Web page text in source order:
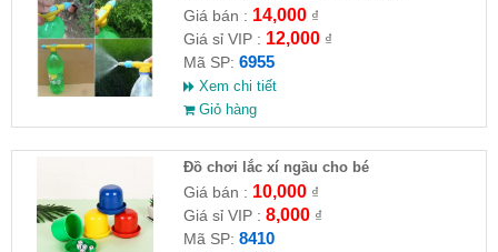
Giá bán : 14,000₫
Giá sỉ VIP : 12,000₫
Mã SP: 6955
Xem chi tiết
Giỏ hàng
Đồ chơi lắc xí ngầu cho bé
Giá bán : 10,000₫
Giá sỉ VIP : 8,000₫
Mã SP: 8410